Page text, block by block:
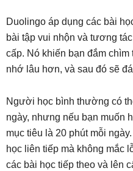
Duolingo áp dụng các bài
bài tập vui nhộn và tương
cấp. Nó khiến bạn đắm
nhớ lâu hơn, và sau đó sẽ
Người học bình thường có
ngày, nhưng nếu bạn muốn
mục tiêu là 20 phút mỗi
học liên tiếp mà không mắc
các bài học tiếp theo và lên